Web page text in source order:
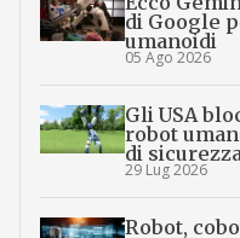
di Google
umanoidi
05 Ago 2026
Gli USA
robot
di
29 Lug 2026
Robot,